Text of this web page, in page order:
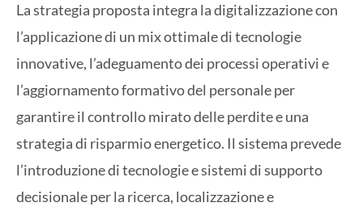
La strategia proposta integra la digitalizzazione con
l’applicazione di un mix ottimale di tecnologie
innovative, l’adeguamento dei processi operativi e
l’aggiornamento formativo del personale per
garantire il controllo mirato delle perdite e una
strategia di risparmio energetico. Il sistema prevede
l’introduzione di tecnologie e sistemi di supporto
decisionale per la ricerca, localizzazione e